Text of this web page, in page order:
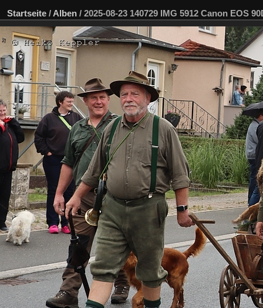
Startseite / Alben / 2025-08-23 140729 IMG 5912 Canon EOS